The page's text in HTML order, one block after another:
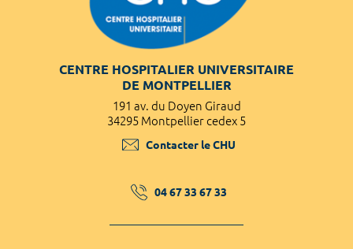
CENTRE HOSPITALIER UNIVERSITAIRE
DE MONTPELLIER
191 av. du Doyen Giraud
34295 Montpellier cedex 5
Contacter le CHU
04 67 33 67 33